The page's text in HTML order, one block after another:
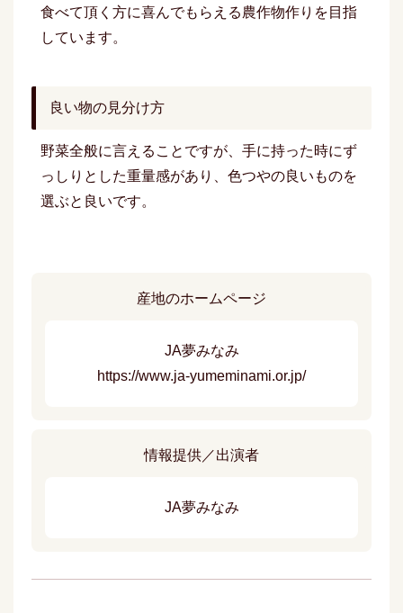
食べて頂く方に喜んでもらえる農作物作りを目指
しています。
良い物の見分け方
野菜全般に言えることですが、手に持った時にず
っしりとした重量感があり、色つやの良いものを
選ぶと良いです。
産地のホームページ
JA夢みなみ
https://www.ja-yumeminami.or.jp/
情報提供／出演者
JA夢みなみ